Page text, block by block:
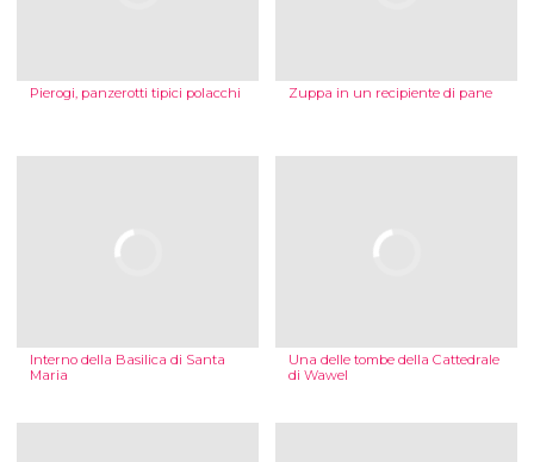
Pierogi, panzerotti tipici polacchi Zuppa in un recipiente di pane
Interno della Basilica di Santa
Maria
Una delle tombe della Cattedrale
di Wawel